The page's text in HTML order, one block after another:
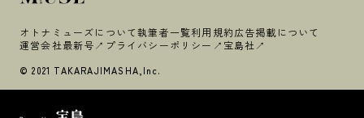
オトナミューズについて執筆者一覧利用規約広告掲載について
運営会社最新号 プライバシーポリシー 宝島社
© 2021 TAKARAJIMASHA,Inc.